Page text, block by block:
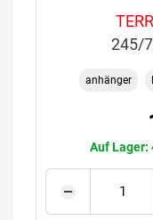
245/
anhänger
Auf Lager: